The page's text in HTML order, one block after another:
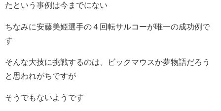
たという事例は今までにない
ちなみに安藤美姫選手の４回転サルコーが唯一の成功例で
す
そんな大技に挑戦するのは、ビックマウスか夢物語だろう
と思われがちですが
そうでもないようです